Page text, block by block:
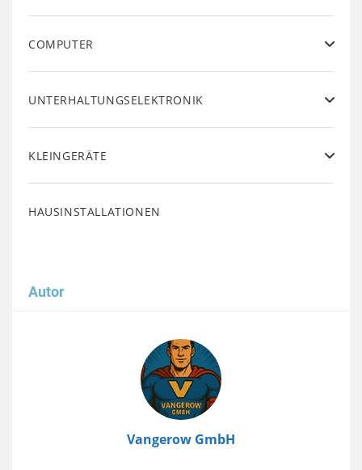
COMPUTER
UNTERHALTUNGSELEKTRONIK
KLEINGERÄTE
HAUSINSTALLATIONEN
Autor
Vangerow GmbH